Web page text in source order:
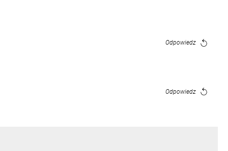
Odpowiedz
Odpowiedz